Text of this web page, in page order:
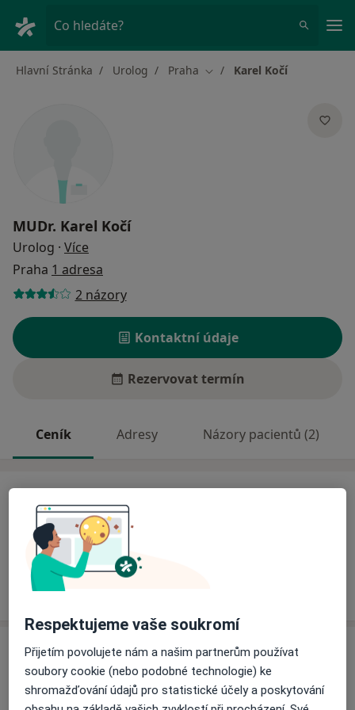
Co hledáte?
Hlavní Stránka Urolog Praha Změna města
Karel Kočí
MUDr. Karel Kočí
Urolog · Více
Praha 1 adresa
2 názory
Kontaktní údaje
Rezervovat termín
Ceník Adresy Názory pacientů (2)
Informace o službách a cenách nejsou k dispozici
Tento specialista ještě nepřidával žádné informace o
svých službách.
Adresa
Privátní andrologická praxe Andromeda
Jankovcova 2c/1569, Praha17000
Respektujeme vaše soukromí
Přijetím povolujete nám a našim partnerům používat
soubory cookie (nebo podobné technologie) ke
shromažďování údajů pro statistické účely a poskytování